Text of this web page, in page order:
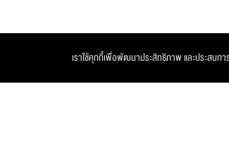
เราใช้คุกกี้เพื่อพัฒนาประสิทธิภาพ และประสบกา